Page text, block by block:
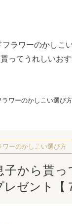
フラワーのかしこ
ってうれしいお
ラワーのかしこい選び方
ワーのかしこい選び方
から貰っ
ゼント【